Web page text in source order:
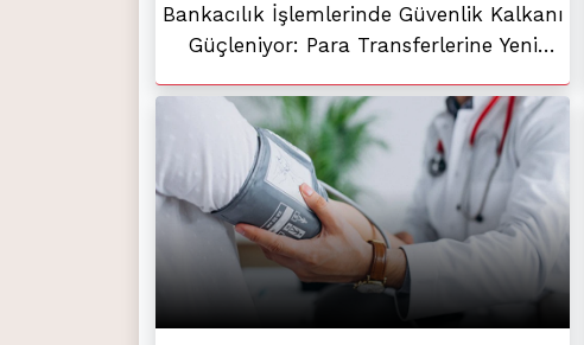
Bankacılık İşlemlerinde Güvenlik Kalkanı
Güçleniyor: Para Transferlerine Yeni